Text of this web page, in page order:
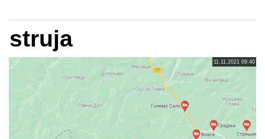
struja
11.11.2021 09:40